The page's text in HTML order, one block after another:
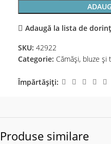
Adaugă la lista de
SKU: 42922
Categorie: Cămăși, bluze și
Împărtășiți:
Produse similare